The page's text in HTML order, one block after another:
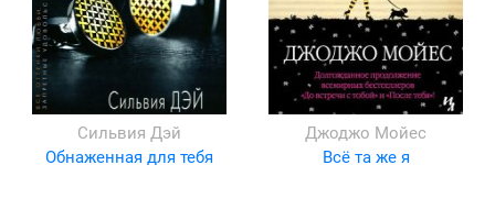
Сильвия Дэй
Обнаженная для тебя
Джоджо Мойес
Всё та же я